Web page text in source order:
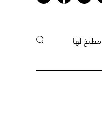
مطبخ لها